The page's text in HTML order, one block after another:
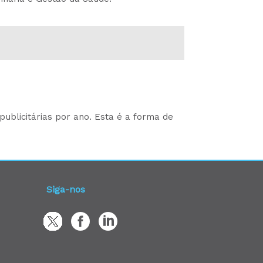
por ano. Esta é a forma de
Siga-nos